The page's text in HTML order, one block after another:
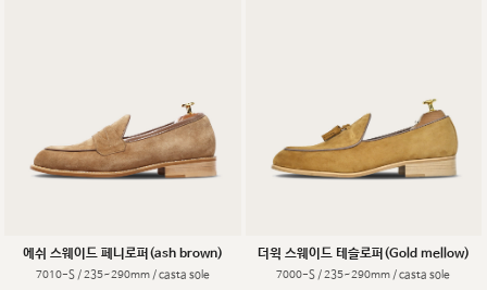
에쉬 스웨이드 페니로퍼(ash brown)
7010-S / 235~290mm / casta sole
더윅 스웨이드 테슬로퍼(Gold mellow)
7000-S / 235~290mm / casta sole